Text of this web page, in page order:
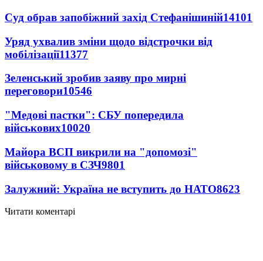
Суд обрав запобіжний захід Стефанішиній14101
Уряд ухвалив зміни щодо відстрочки від
мобілізації11377
Зеленський зробив заяву про мирні
переговори10546
"Медові пастки": СБУ попередила
військових10020
Майора ВСП викрили на "допомозі"
військовому в СЗЧ9801
Залужний: Україна не вступить до НАТО8623
Читати коментарі